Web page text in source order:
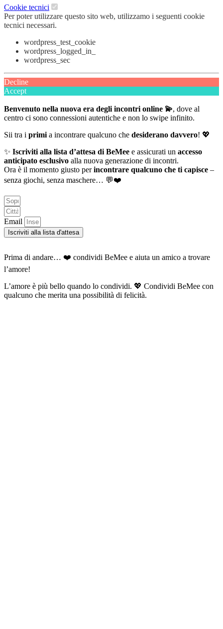
Cookie tecnici
Per poter utilizzare questo sito web, utilizzamo i seguenti cookie
tecnici necessari.
wordpress_test_cookie
wordpress_logged_in_
wordpress_sec
Decline
Accept
Benvenuto nella nuova era degli incontri online 💫, dove al
centro ci sono connessioni autentiche e non lo swipe infinito.
Sii tra i primi a incontrare qualcuno che desiderano davvero! 💖
✨ Iscriviti alla lista d’attesa di BeMee e assicurati un accesso
anticipato esclusivo alla nuova generazione di incontri.
Ora è il momento giusto perincontrare qualcuno che ti capisce –
senza giochi, senza maschere… 💬❤️
Email
Iscriviti alla lista d'attesa
Prima di andare… ❤️ condividi BeMee e aiuta un amico a trovare
l’amore!
L’amore è più bello quando lo condividi. 💖 Condividi BeMee con
qualcuno che merita una possibilità di felicità.